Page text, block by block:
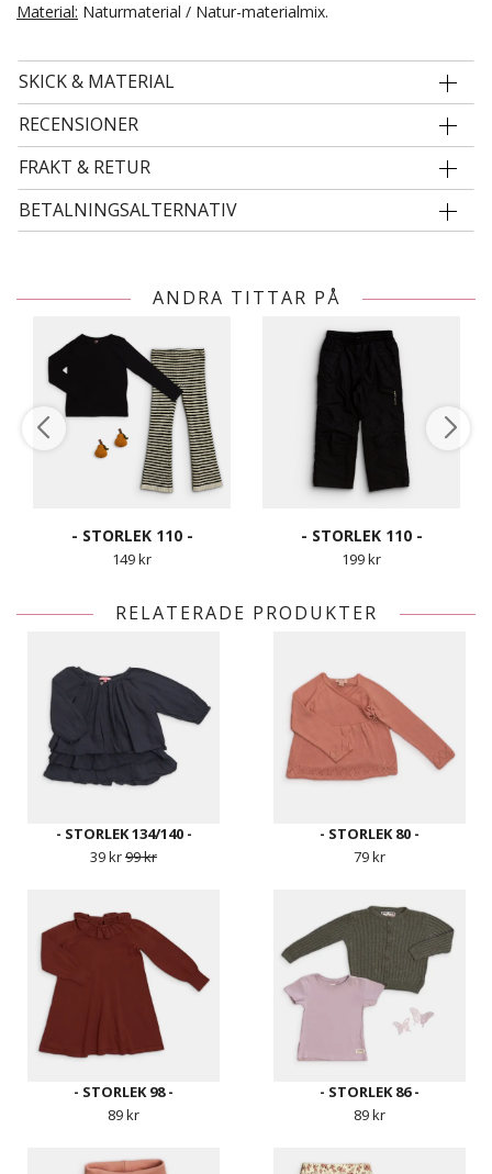
Material: Naturmaterial / Natur-materialmix.
SKICK & MATERIAL
RECENSIONER
FRAKT & RETUR
BETALNINGSALTERNATIV
ANDRA TITTAR PÅ
- STORLEK 110 -
149 kr
- STORLEK 110 -
199 kr
RELATERADE PRODUKTER
- STORLEK 134/140 -
39 kr99 kr
- STORLEK 80 -
79 kr
- STORLEK 98 -
89 kr
- STORLEK 86 -
89 kr